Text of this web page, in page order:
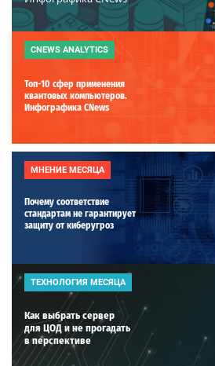
CNEWS ANALYTICS
Топ-10 сфер применения
квантовых компьютеров.
Инфографика CNews
МНЕНИЕ МЕСЯЦА
Почему соответствие
стандартам не гарантирует
защиту от киберугроз
ТЕХНОЛОГИЯ МЕСЯЦА
Как выбрать сервер
для ЦОД и не прогадать
в перспективе